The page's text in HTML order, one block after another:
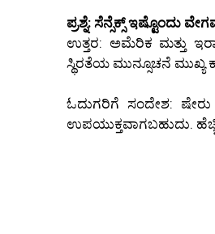
ಪ್ರಶ್ನೆ: ಸೆನ್ಸೆಕ್ಸ್ ಇಷ್ಟೊಂದು
ಉತ್ತರ: ಅಮೆರಿಕ ಮತ್ತು
ಸ್ಥಿರತೆಯ ಮುನ್ಸೂಚನೆ ಮುಖ್ಯ
ಓದುಗರಿಗೆ ಸಂದೇಶ:
ಉಪಯುಕ್ತವಾಗಬಹುದು.